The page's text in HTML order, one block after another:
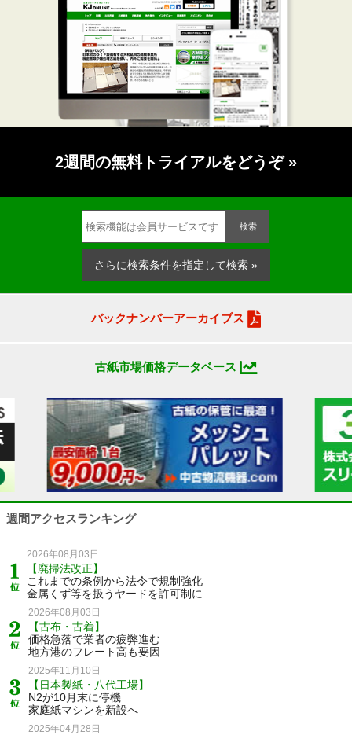
2週間の無料トライアルをどうぞ »
検索
さらに検索条件を指定して検索 »
バックナンバーアーカイブス
古紙市場価格データベース
週間アクセスランキング
2026年08月03日
【廃掃法改正】
これまでの条例から法令で規制強化
金属くず等を扱うヤードを許可制に
2026年08月03日
【古布・古着】
価格急落で業者の疲弊進む
地方港のフレート高も要因
2025年11月10日
【日本製紙・八代工場】
N2が10月末に停機
家庭紙マシンを新設へ
2025年04月28日